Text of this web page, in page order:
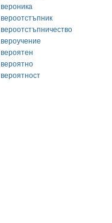
вероника
вероотстъпник
вероотстъпничество
вероучение
вероятен
вероятно
вероятност